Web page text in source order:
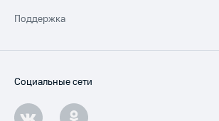
Поддержка
Социальные сети